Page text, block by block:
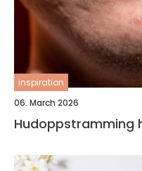
inspiration
06. March 2026